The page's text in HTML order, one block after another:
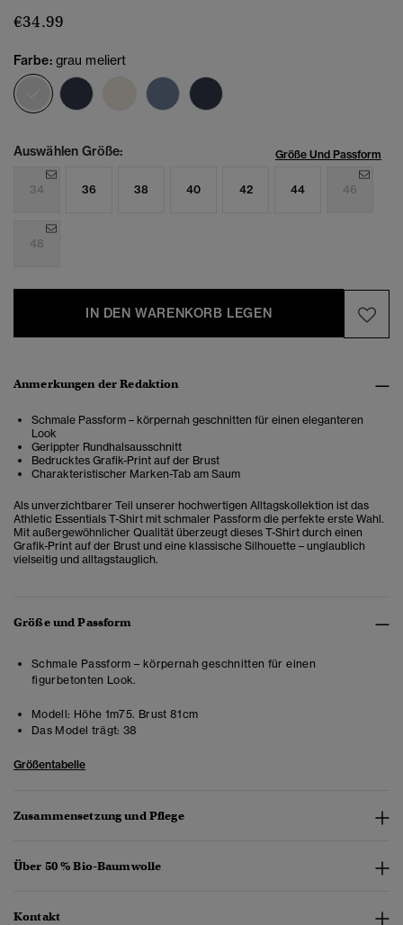
€34.99
Farbe: grau meliert
Ausgewählt
Auswählen Größe: Größe Und Passform
34 36 38 40 42 44 46
48
IN DEN WARENKORB LEGEN
Anmerkungen der Redaktion
Schmale Passform – körpernah geschnitten für einen eleganteren
Look
Gerippter Rundhalsausschnitt
Bedrucktes Grafik-Print auf der Brust
Charakteristischer Marken-Tab am Saum
Als unverzichtbarer Teil unserer hochwertigen Alltagskollektion ist das
Athletic Essentials T-Shirt mit schmaler Passform die perfekte erste Wahl.
Mit außergewöhnlicher Qualität überzeugt dieses T-Shirt durch einen
Grafik-Print auf der Brust und eine klassische Silhouette – unglaublich
vielseitig und alltagstauglich.
Größe und Passform
Schmale Passform – körpernah geschnitten für einen
figurbetonten Look.
Modell: Höhe 1m75. Brust 81cm
Das Model trägt: 38
Größentabelle
Zusammensetzung und Pflege
Über 50 % Bio-Baumwolle
Kontakt